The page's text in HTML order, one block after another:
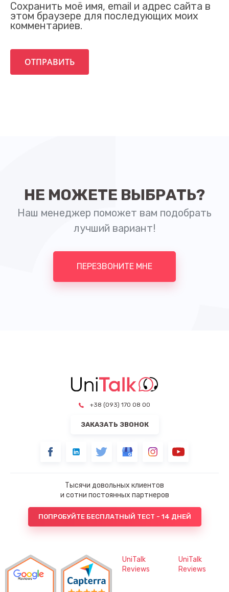
Сохранить моё имя, email и адрес сайта в
этом браузере для последующих моих
комментариев.
НЕ МОЖЕТЕ ВЫБРАТЬ?
Наш менеджер поможет вам подобрать
лучший вариант!
ПЕРЕЗВОНИТЕ МНЕ
+38 (093) 170 08 00
ЗАКАЗАТЬ ЗВОНОК
Тысячи довольных клиентов
и сотни постоянных партнеров
ПОПРОБУЙТЕ БЕСПЛАТНЫЙ ТЕСТ - 14 ДНЕЙ
UniTalk
Reviews
UniTalk
Reviews